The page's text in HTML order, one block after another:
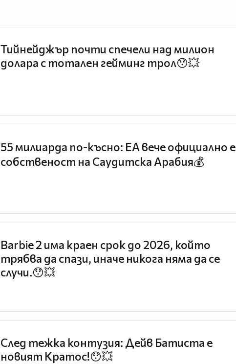
Тийнейджър почти спечели над милион
долара с тотален гейминг трол😯💥
55 милиарда по-късно: EA вече официално е
собственост на Саудитска Арабия💰
Barbie 2 има краен срок до 2026, който
трябва да спази, иначе никога няма да се
случи.😯💥
След тежка контузия: Дейв Батиста е
новият Кратос!😯💥